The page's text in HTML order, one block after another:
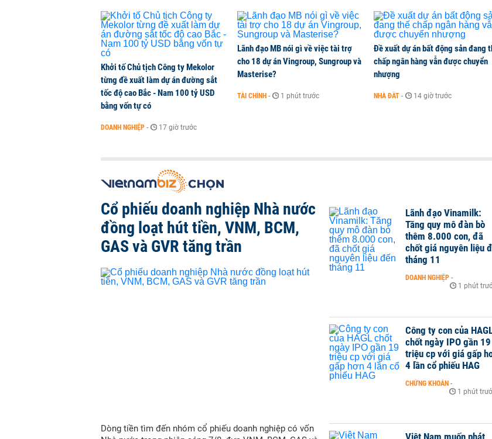
Khởi tố Chủ tịch Công ty Mekolor
từng đề xuất làm dự án đường sắt
tốc độ cao Bắc - Nam 100 tỷ USD
bằng vốn tự có
DOANH NGHIỆP - 17 giờ trước
Lãnh đạo MB nói gì về việc tài trợ
cho 18 dự án Vingroup, Sungroup và
Masterise?
TÀI CHÍNH - 1 phút trước
Đề xuất dự án bất động sản đang
chấp ngân hàng vẫn được chuyển
nhượng
NHÀ ĐẤT - 14 giờ trước
Cổ phiếu doanh nghiệp Nhà nước
đồng loạt hút tiền, VNM, BCM,
GAS và GVR tăng trần
Dòng tiền tìm đến nhóm cổ phiếu doanh nghiệp có vốn
Lãnh đạo Vinamilk:
Tăng quy mô đàn bò
thêm 8.000 con, đã
chốt giá nguyên liệu
tháng 11
DOANH NGHIỆP -
1 phút
Công ty con của
chốt ngày IPO gần 19
triệu cp với giá gấp
4 lần cổ phiếu HAG
CHỨNG KHOÁN -
1 phút
Việt Nam muốn phát